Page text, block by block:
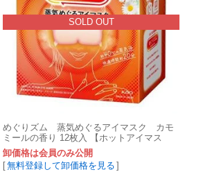
SOLD OUT
めぐりズム 蒸気めぐるアイマスク カモ
ミールの香り 12枚入 【ホットアイマス
ク】
卸価格は会員のみ公開
[無料登録して卸価格を見る ]